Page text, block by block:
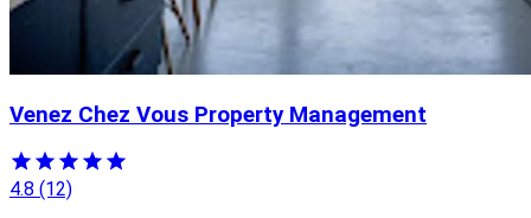
Venez Chez Vous Property Management
4.8 (12)